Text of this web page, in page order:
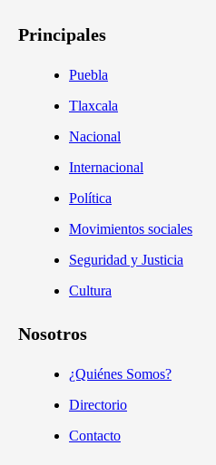
Principales
Puebla
Tlaxcala
Nacional
Internacional
Política
Movimientos sociales
Seguridad y Justicia
Cultura
Nosotros
¿Quiénes Somos?
Directorio
Contacto